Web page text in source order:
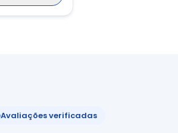
Avaliações verificadas